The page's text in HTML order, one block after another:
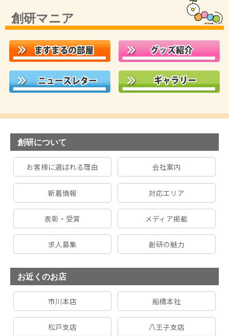
創研マニア
創研について
お客様に選ばれる理由 会社案内
新着情報 対応エリア
表彰・受賞 メディア掲載
求人募集 創研の魅力
お近くのお店
市川本店 船橋本社
松戸支店 八王子支店